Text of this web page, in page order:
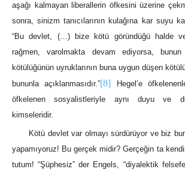
aşağı kalmayan liberallerin öfkesini üzerine
sonra, sinizm tanıcılarının kulağına kar suyu
“Bu devlet, (…) bize kötü göründüğü halde
rağmen, varolmakta devam ediyorsa,
kötülüğünün uyruklarının buna uygun düşen
bununla açıklanmasıdır.”[8] Hegel’e
öfkelenen sosyalistleriyle aynı duyu ve
kimseleridir.
Kötü devlet var olmayı sürdürüyor ve biz
yapamıyoruz! Bu gerçek midir? Gerçeğin ta
tutum! “Şüphesiz” der Engels, “diyalektik